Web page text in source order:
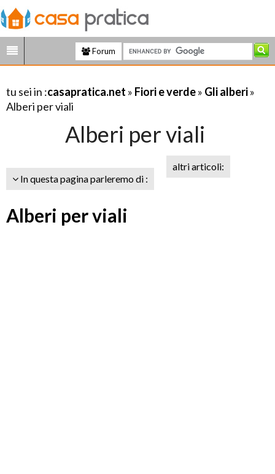
Forum
tu sei in :casapratica.net » Fiori e verde» Gli alberi»
Alberi per viali
Alberi per viali
In questa pagina parleremo di :
altri articoli:
Alberi per viali